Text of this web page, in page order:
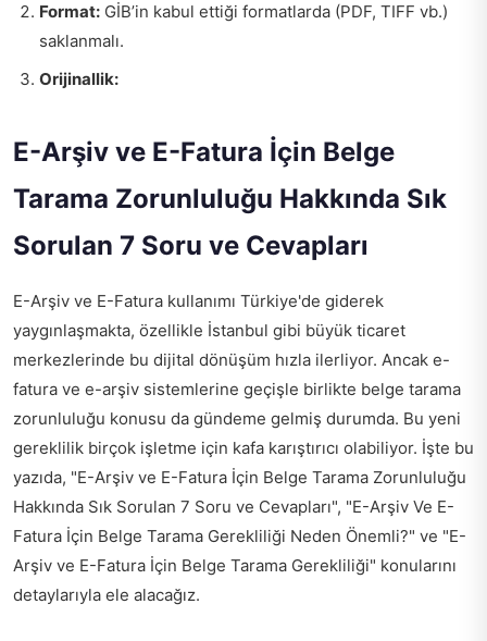
Format: GİB’in kabul ettiği formatlarda (PDF, TIFF vb.)
saklanmalı.
Orijinallik:
E-Arşiv ve E-Fatura İçin Belge
Tarama Zorunluluğu Hakkında Sık
Sorulan 7 Soru ve Cevapları
E-Arşiv ve E-Fatura kullanımı Türkiye'de giderek
yaygınlaşmakta, özellikle İstanbul gibi büyük ticaret
merkezlerinde bu dijital dönüşüm hızla ilerliyor. Ancak e-
fatura ve e-arşiv sistemlerine geçişle birlikte belge tarama
zorunluluğu konusu da gündeme gelmiş durumda. Bu yeni
gereklilik birçok işletme için kafa karıştırıcı olabiliyor. İşte bu
yazıda, "E-Arşiv ve E-Fatura İçin Belge Tarama Zorunluluğu
Hakkında Sık Sorulan 7 Soru ve Cevapları", "E-Arşiv Ve E-
Fatura İçin Belge Tarama Gerekliliği Neden Önemli?" ve "E-
Arşiv ve E-Fatura İçin Belge Tarama Gerekliliği" konularını
detaylarıyla ele alacağız.